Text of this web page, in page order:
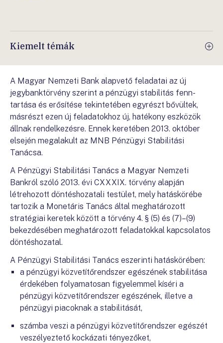
Kiemelt témák
A Magyar Nemzeti Bank alapvető feladatai az új
jegybanktörvény szerint a pénzügyi stabilitás fenn-
tartása és erősítése tekintetében egyrészt bővültek,
másrészt ezen új feladatokhoz új, hatékony eszközök
állnak rendelkezésre. Ennek keretében 2013. október
elsején megalakult az MNB Pénzügyi Stabilitási
Tanácsa.
A Pénzügyi Stabilitási Tanács a Magyar Nemzeti
Bankról szóló 2013. évi CXXXIX. törvény alapján
létrehozott döntéshozatali testület, mely hatáskörébe
tartozik a Monetáris Tanács által meghatározott
stratégiai keretek között a törvény 4. § (5) és (7)–(9)
bekezdésében meghatározott feladatokkal kapcsolatos
döntéshozatal.
A Pénzügyi Stabilitási Tanács eszerinti hatáskörében:
a pénzügyi közvetítőrendszer egészének stabilitása
érdekében folyamatosan figyelemmel kíséri a
pénzügyi közvetítőrendszer egészének, illetve a
pénzügyi piacoknak a stabilitását,
számba veszi a pénzügyi közvetítőrendszer egészét
veszélyeztető kockázati tényezőket,